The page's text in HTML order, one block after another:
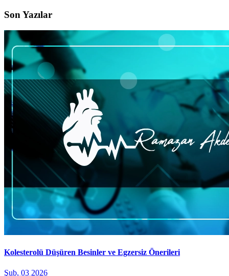
Son Yazılar
Kolesterolü Düşüren Besinler ve Egzersiz Önerileri
Şub, 03 2026